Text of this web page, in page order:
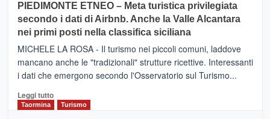
CATANIA
–
Inaugurato
il
nuovo
collegamento
tra
e
Zanzibar
PIEDIMONTE ETNEO – Meta turistica privilegiata
secondo i dati di Airbnb. Anche la Valle Alcantara
nei primi posti nella classifica siciliana
MICHELE LA ROSA - Il turismo nei piccoli comuni, laddove
mancano anche le "tradizionali" strutture ricettive. Interessanti
i dati che emergono secondo l'Osservatorio sul Turismo...
Leggi tuttoLeggi
Taormina Turismo